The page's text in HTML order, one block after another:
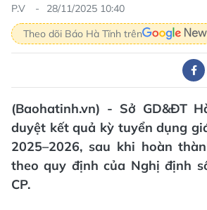
P.V
28/11/2025 10:40
Theo dõi Báo Hà Tĩnh trên
(Baohatinh.vn) - Sở GD&ĐT
duyệt kết quả kỳ tuyển dụng
2025–2026, sau khi hoàn
theo quy định của Nghị định
CP.